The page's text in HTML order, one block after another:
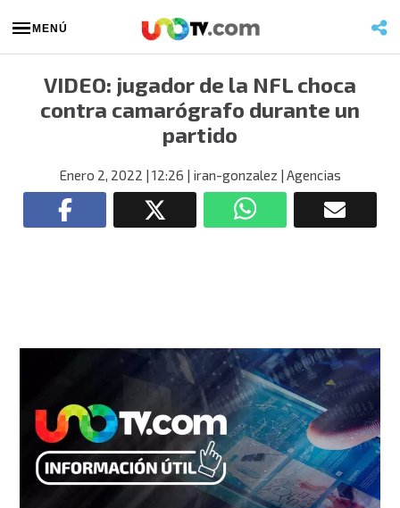
MENÚ
VIDEO: jugador de la NFL choca
contra camarógrafo durante un
partido
Enero 2, 2022 | 12:26 | iran-gonzalez | Agencias